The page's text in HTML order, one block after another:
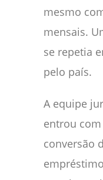
mesmo
mensais.
se repetia
pelo país.
A equipe
entrou
conversão